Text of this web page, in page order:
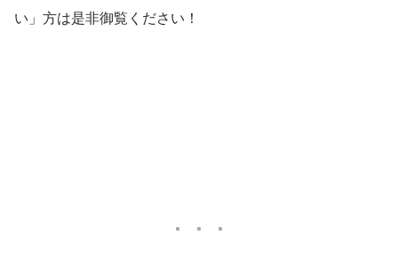
い」方は是非御覧ください！